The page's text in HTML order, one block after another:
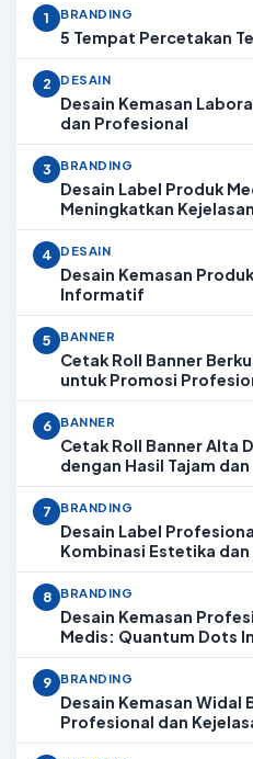
1 BRANDING
5 Tempat Percetakan
2 DESAIN
Desain Kemasan
dan Profesional
3 BRANDING
Desain Label Produk
Meningkatkan
4 DESAIN
Desain Kemasan
Informatif
5 BANNER
Cetak Roll Banner
untuk Promosi
6 BANNER
Cetak Roll Banner Alta
dengan Hasil Tajam
7 BRANDING
Desain Label
Kombinasi Estetika dan
8 BRANDING
Desain Kemasan
Medis: Quantum Dots
9 BRANDING
Desain Kemasan Widal
Profesional dan